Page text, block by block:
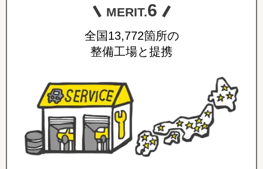
MERIT.6
全国13,772箇所の
整備工場と提携